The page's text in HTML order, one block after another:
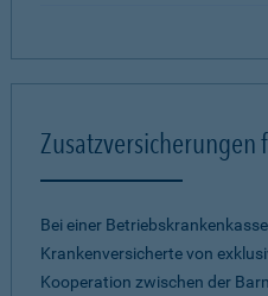
Zusatzversicherungen
Bei einer
Krankenversicherte von
Kooperation zwischen der